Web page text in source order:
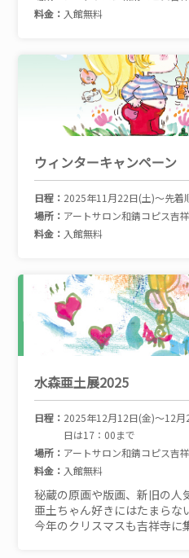
料金： 入館無料
ウィンターキャンペーン
日程： 2025年11月22日(土)～先着
場所： アートサロン和錆コピス吉
料金： 入館無料
水森亜土展2025
日程： 2025年12月12日(金)～12
日は17：00まで
場所： アートサロン和錆コピス吉
料金： 入館無料
秘蔵の原画や版画、新旧の人
亜土ちゃん好きにはたまらな
今年のクリスマスも吉祥寺に